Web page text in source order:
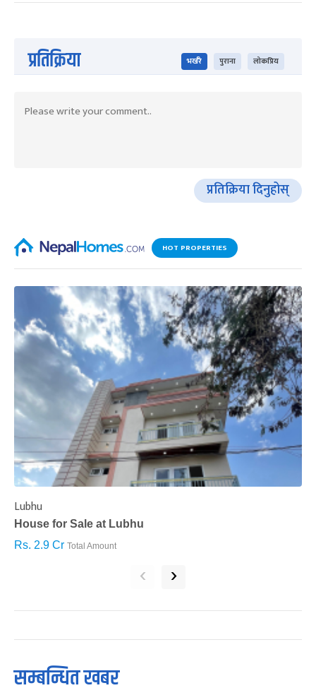
प्रतिक्रिया भर्खरै पुराना लोकप्रिय
प्रतिक्रिया दिनुहोस्
HOT PROPERTIES
Lubhu
House for Sale at Lubhu
Rs. 2.9 Cr Total Amount
‹ ›
सम्बन्धित खबर